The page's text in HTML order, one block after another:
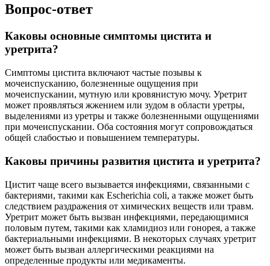
Вопрос-ответ
Каковы основные симптомы цистита и
уретрита?
Симптомы цистита включают частые позывы к
мочеиспусканию, болезненные ощущения при
мочеиспускании, мутную или кровянистую мочу. Уретрит
может проявляться жжением или зудом в области уретры,
выделениями из уретры и также болезненными ощущениями
при мочеиспускании. Оба состояния могут сопровождаться
общей слабостью и повышением температуры.
Каковы причины развития цистита и уретрита?
Цистит чаще всего вызывается инфекциями, связанными с
бактериями, такими как Escherichia coli, а также может быть
следствием раздражения от химических веществ или травм.
Уретрит может быть вызван инфекциями, передающимися
половым путем, такими как хламидиоз или гонорея, а также
бактериальными инфекциями. В некоторых случаях уретрит
может быть вызван аллергическими реакциями на
определенные продукты или медикаменты.